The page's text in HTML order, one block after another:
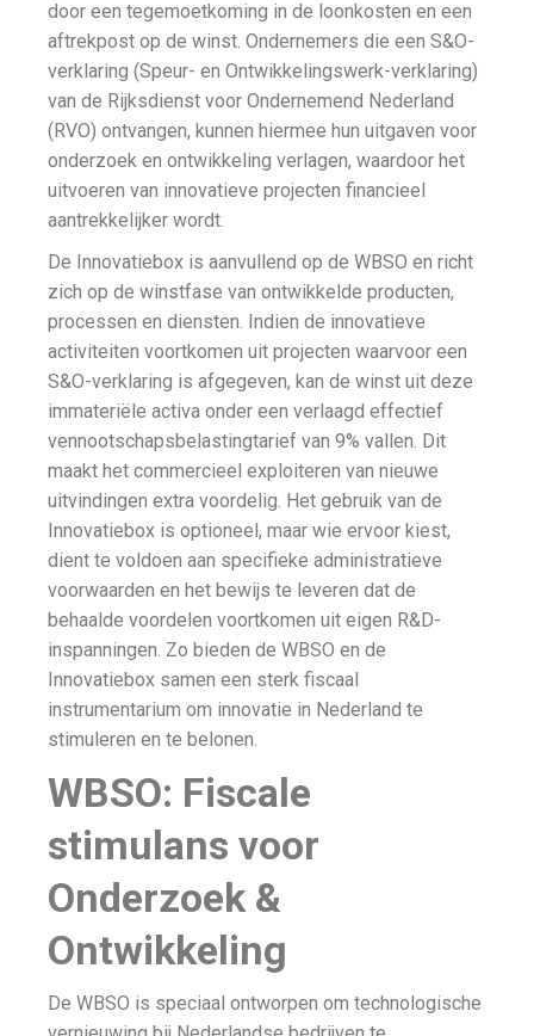
door een tegemoetkoming in de loonkosten en een
aftrekpost op de winst. Ondernemers die een S&O-
verklaring (Speur- en Ontwikkelingswerk-verklaring)
van de Rijksdienst voor Ondernemend Nederland
(RVO) ontvangen, kunnen hiermee hun uitgaven voor
onderzoek en ontwikkeling verlagen, waardoor het
uitvoeren van innovatieve projecten financieel
aantrekkelijker wordt.
De Innovatiebox is aanvullend op de WBSO en richt
zich op de winstfase van ontwikkelde producten,
processen en diensten. Indien de innovatieve
activiteiten voortkomen uit projecten waarvoor een
S&O-verklaring is afgegeven, kan de winst uit deze
immateriële activa onder een verlaagd effectief
vennootschapsbelastingtarief van 9% vallen. Dit
maakt het commercieel exploiteren van nieuwe
uitvindingen extra voordelig. Het gebruik van de
Innovatiebox is optioneel, maar wie ervoor kiest,
dient te voldoen aan specifieke administratieve
voorwaarden en het bewijs te leveren dat de
behaalde voordelen voortkomen uit eigen R&D-
inspanningen. Zo bieden de WBSO en de
Innovatiebox samen een sterk fiscaal
instrumentarium om innovatie in Nederland te
stimuleren en te belonen.
WBSO: Fiscale
stimulans voor
Onderzoek &
Ontwikkeling
De WBSO is speciaal ontworpen om technologische